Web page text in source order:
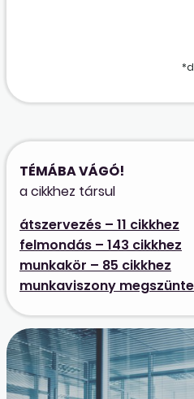
TÉMÁBA VÁGÓ!
a cikkhez társul
átszervezés – 11 cikkhez
felmondás – 143 cikkhez
munkakör – 85 cikkhez
munkaviszony